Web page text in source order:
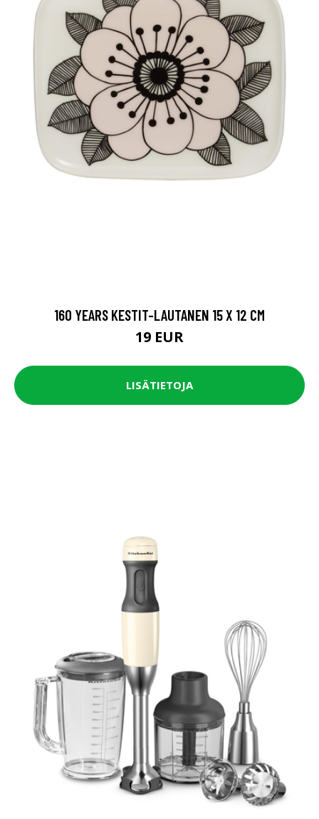
160 YEARS KESTIT-LAUTANEN 15 X 12 CM
19 EUR
LISÄTIETOJA